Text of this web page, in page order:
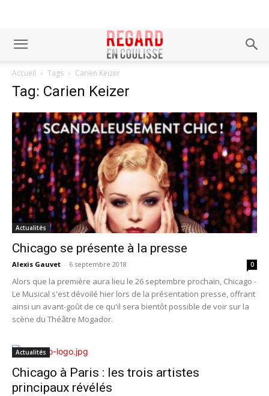
Accueil Tags Carien Keizer
Tag: Carien Keizer
Actualités
Chicago se présente à la presse
Alexis Gauvet - 6 septembre 2018 0
Alors que la première aura lieu le 26 septembre prochain, Chicago -
Le Musical s'est dévoilé hier lors de la présentation presse, offrant
ainsi un avant-goût de ce qu'il sera bientôt possible de voir sur la
scène du Théâtre Mogador.
Actualités
Chicago à Paris : les trois artistes
principaux révélés